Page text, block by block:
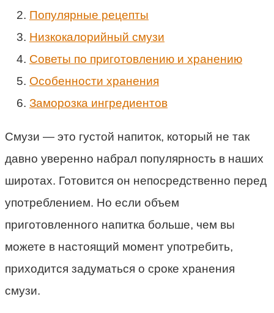
Популярные рецепты
Низкокалорийный смузи
Советы по приготовлению и хранению
Особенности хранения
Заморозка ингредиентов
Смузи — это густой напиток, который не так
давно уверенно набрал популярность в наших
широтах. Готовится он непосредственно перед
употреблением. Но если объем
приготовленного напитка больше, чем вы
можете в настоящий момент употребить,
приходится задуматься о сроке хранения
смузи.